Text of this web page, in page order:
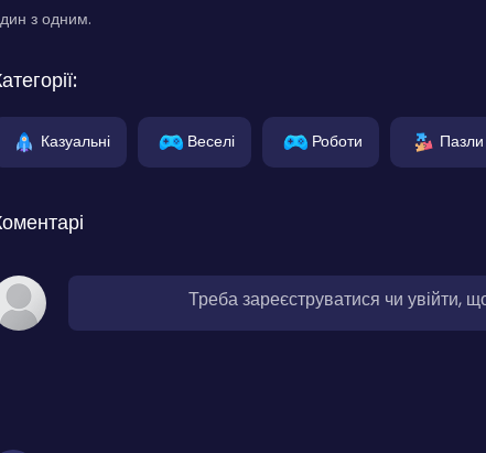
з одним.
Казуальні Веселі Роботи Пазли
Треба зареєструватися чи увійти,